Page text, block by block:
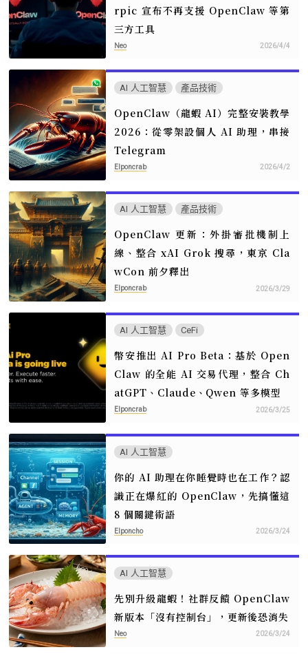
rpic 宣布不再支援 OpenClaw 等第
三方工具
Neo 2026/4/4
AI 人工智慧 產品技術
OpenClaw（龍蝦 AI）完整安裝教學
2026：從零架設個人 AI 助理，串接
Telegram
Elponcrab 2026/4/2
AI 人工智慧 產品技術
OpenClaw 更新：外掛審批機制上
線、整合 xAI Grok 搜尋，東京 Cla
wCon 前夕釋出
Elponcrab 2026/3/29
AI 人工智慧 CeFi
幣安推出 AI Pro Beta：基於 Open
Claw 的全能 AI 交易代理，整合 Ch
atGPT、Claude、Qwen 等多模型
Elponcrab 2026/3/25
AI 人工智慧
你的 AI 助理在你睡覺時也在工作？認
識正在爆紅的 OpenClaw，先搞懂這
8 個關鍵術語
Elponcho 2026/3/24
AI 人工智慧
先別升級龍蝦！社群反饋 OpenClaw
新版本「沒有控制台」，更新後恐消失
Neo 2026/3/24